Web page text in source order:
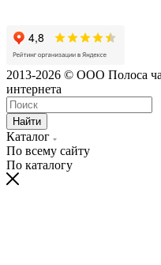
2013-2026 © ООО Полоса
интернета
Найти
Каталог
По всему сайту
По каталогу